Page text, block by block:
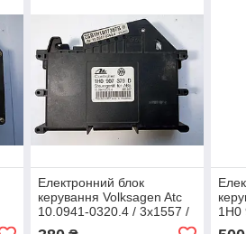
/
Електронний блок
керування Volksagen Atc
10.0941-0320.4 / 3x1557 /
1H0